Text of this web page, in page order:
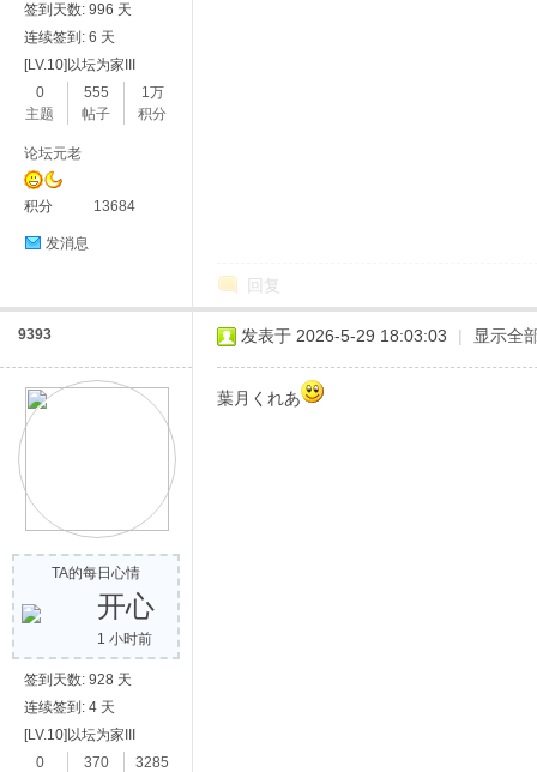
签到天数: 996 天
连续签到: 6 天
[LV.10]以坛为家III
0
主题
555
帖子
1万
积分
论坛元老
积分 13684
发消息
回复
9393
TA的每日心情
开心
1 小时前
签到天数: 928 天
连续签到: 4 天
[LV.10]以坛为家III
0
370
3285
发表于 2026-5-29 18:03:03 | 显示全
葉月くれあ